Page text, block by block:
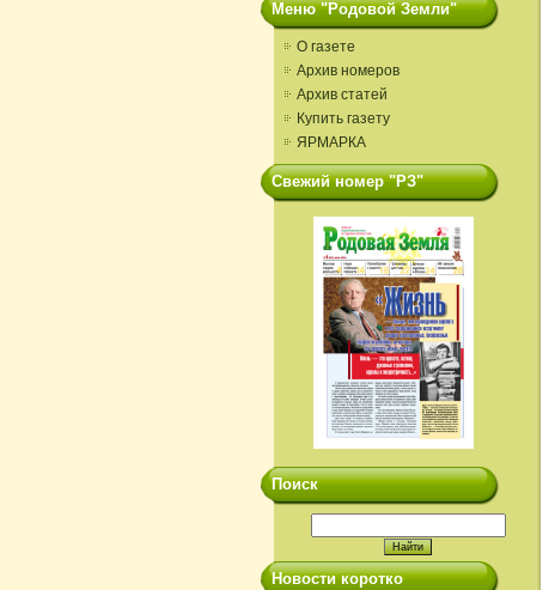
Меню "Родовой Земли"
О газете
Архив номеров
Архив статей
Купить газету
ЯРМАРКА
Свежий номер "РЗ"
Поиск
Новости коротко